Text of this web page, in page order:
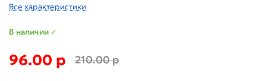
Все характеристики
В наличии ✓
96.00 р 210.00 р